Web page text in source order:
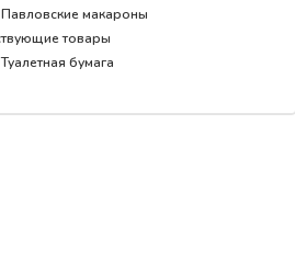
Павловские макароны
товары
Туалетная бумага